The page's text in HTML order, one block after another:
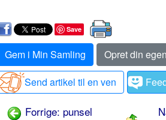
Save
Gem i Min Samling
Opret din
Send artikel til en ven
Forrige: punsel